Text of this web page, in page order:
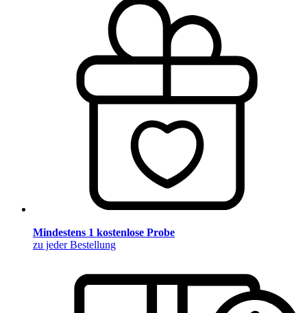
Mindestens 1 kostenlose Probe
zu jeder Bestellung